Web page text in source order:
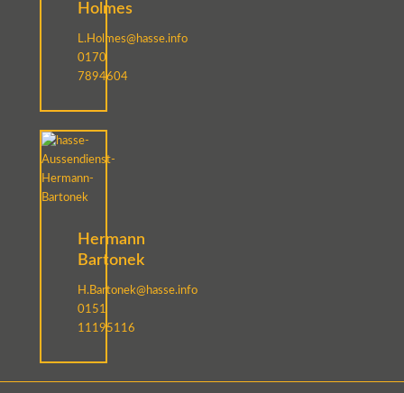
Holmes
L.Holmes@hasse.info
0170
7894604
Hermann
Bartonek
H.Bartonek@hasse.info
0151
11195116